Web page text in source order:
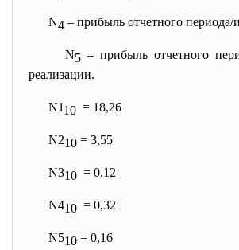
N4 – прибыль отчетного периода/
N5 – прибыль отчетного
реализации.
N110 = 18,26
N210 = 3,55
N310 = 0,12
N410 = 0,32
N510 = 0,16